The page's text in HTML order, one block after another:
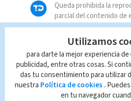
Queda prohibida la
parcial del contenido de
que es propiedad de
reproducción no
infracción y un delito de
leyes aplicables.
Utilizamos
para darte la mejor experiencia
publicidad, entre otras cosas. Si
das tu consentimiento para utilizar
nuestra Política de cookies .
en tu navegador